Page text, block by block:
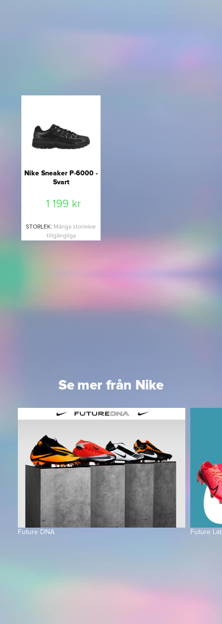
Nike Sneaker P-6000 -
Svart
1 199 kr
STORLEK: Många storlekar
tillgängliga
Se mer från Nike
Future DNA Future